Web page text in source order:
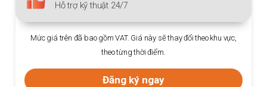
Hỗ trợ kỹ thuật 24/7
Mức giá trên đã bao gồm VAT. Giá này sẽ thay đổi theo khu vực,
theo từng thời điểm.
Đăng ký ngay